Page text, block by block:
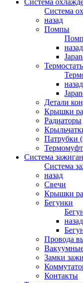
Система
Система
назад
Помпы
назад
назад
Детали
Крышки
Радиаторы
Патрубки
Система
Система
назад
Свечи
Крышки
Бегунки
назад
Провода
Замки
Контакты